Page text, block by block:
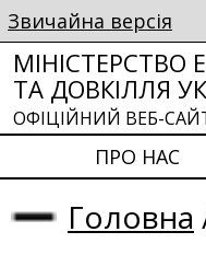
Звичайна версія
МІНІСТЕРСТВО
ТА ДОВКІЛЛЯ
ОФІЦІЙНИЙ ВЕБ-
ПРО НАС
Головна